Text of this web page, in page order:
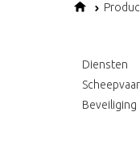
Diensten
Beveiliging